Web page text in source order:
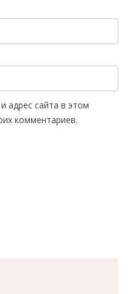
адрес сайта в этом
комментариев.